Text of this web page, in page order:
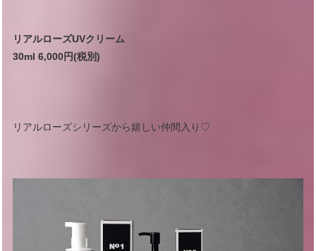
リアルローズUVクリーム
30ml 6,000円(税別)
リアルローズシリーズから嬉しい仲間入り♡